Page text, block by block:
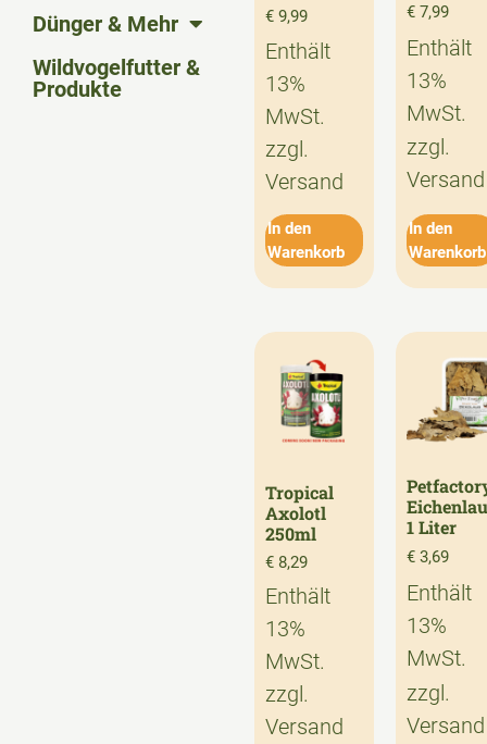
Dünger & Mehr
Wildvogelfutter &
Produkte
€ 9,99
Enthält
13%
MwSt.
zzgl.
Versand
In den
Warenkorb
€ 7,99
Enthält
13%
MwSt.
zzgl.
Versand
In den
Warenkorb
Tropical
Axolotl
250ml
€ 8,29
Enthält
13%
MwSt.
zzgl.
Versand
1 Liter
€ 3,69
Enthält
13%
MwSt.
zzgl.
Versand